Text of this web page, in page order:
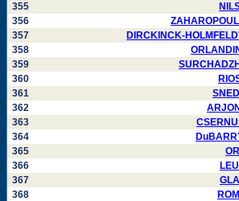
355
356
357
DIRCKINCK-
358
359
360
361
362
363
364
365
366
367
368